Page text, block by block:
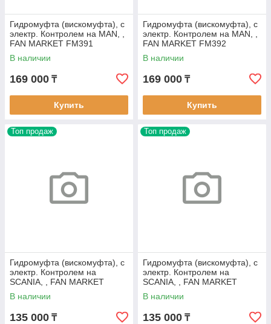
Гидромуфта (вискомуфта), с
электр. Контролем на MAN, ,
FAN MARKET FM391
В наличии
169 000 ₸
Купить
Гидромуфта (вискомуфта), с
электр. Контролем на MAN, ,
FAN MARKET FM392
В наличии
169 000 ₸
Купить
Топ продаж
Гидромуфта (вискомуфта), с
электр. Контролем на
SCANIA, , FAN MARKET
FM305
В наличии
135 000 ₸
Топ продаж
Гидромуфта (вискомуфта), с
электр. Контролем на
SCANIA, , FAN MARKET
FM311
В наличии
135 000 ₸